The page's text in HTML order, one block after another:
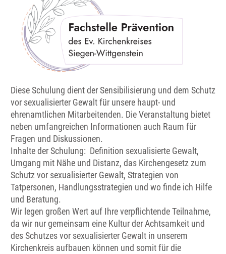
Diese Schulung dient der Sensibilisierung und dem Schutz
vor sexualisierter Gewalt für unsere haupt- und
ehrenamtlichen Mitarbeitenden. Die Veranstaltung bietet
neben umfangreichen Informationen auch Raum für
Fragen und Diskussionen.
Inhalte der Schulung: Definition sexualisierte Gewalt,
Umgang mit Nähe und Distanz, das Kirchengesetz zum
Schutz vor sexualisierter Gewalt, Strategien von
Tatpersonen, Handlungsstrategien und wo finde ich Hilfe
und Beratung.
Wir legen großen Wert auf Ihre verpflichtende Teilnahme,
da wir nur gemeinsam eine Kultur der Achtsamkeit und
des Schutzes vor sexualisierter Gewalt in unserem
Kirchenkreis aufbauen können und somit für die